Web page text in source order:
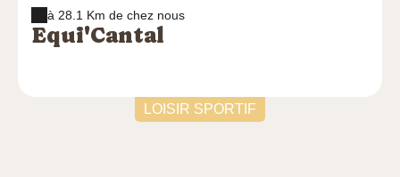
a été faite dans votre adresse mail. Au vu du grand
nombre de réservation des ralentissements peuvent
avoir lieu. N'hésitez pas à nous contacter
à 28.1 Km de chez nous
Equi'Cantal
LOISIR SPORTIF